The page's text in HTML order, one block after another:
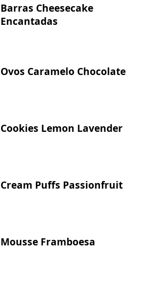
Barras Cheesecake
Encantadas
Ovos Caramelo Chocolate
Cookies Lemon Lavender
Cream Puffs Passionfruit
Mousse Framboesa